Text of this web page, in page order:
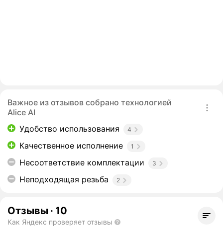
Важное из отзывов собрано технологией
Alice AI
Удобство использования
4
Качественное исполнение 1
Несоответствие комплектации 3
Неподходящая резьба 2
Отзывы · 10
Как Яндекс проверяет отзывы